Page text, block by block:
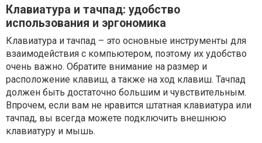
Клавиатура и тачпад: удобство
использования и эргономика
Клавиатура и тачпад – это основные инструменты для
взаимодействия с компьютером, поэтому их удобство
очень важно. Обратите внимание на размер и
расположение клавиш, а также на ход клавиш. Тачпад
должен быть достаточно большим и чувствительным.
Впрочем, если вам не нравится штатная клавиатура или
тачпад, вы всегда можете подключить внешнюю
клавиатуру и мышь.